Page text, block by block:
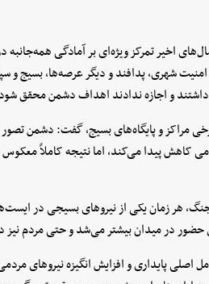
اخیر تمرکز ویژه‌ای بر آمادگی
شهری، پدافند و دیگر عرصه‌ها، بسیج و
داشتند و اجازه ندادند اهداف دشمن محقق
مراکز و پایگاه‌های بسیج، گفت: دشمن
کاهش پیدا می‌کند، اما نتیجه کاملاً
هر زمان یکی از نیروهای بسیجی در
حضور در میدان بیشتر می‌شد و حتی مردم
اصلی پایداری و افزایش انگیزه نیروهای